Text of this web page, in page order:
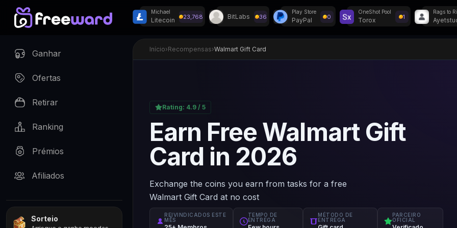
Michael
Litecoin 23,768 BitLabs 36
Play Store
PayPal 0
OneShot Pool
Torox 1
Ganhar
Ofertas
Retirar
Ranking
Prémios
Afiliados
Sorteio
Início›Recompensas›Walmart Gift Card
Rating: 4.9 / 5
Earn Free Walmart Gift
Card in 2026
Exchange the coins you earn from tasks for a free
Walmart Gift Card at no cost
REIVINDICADOS ESTE
MÊS
TEMPO DE
ENTREGA
MÉTODO DE
ENTREGA
PARCEIRO
OFICIAL